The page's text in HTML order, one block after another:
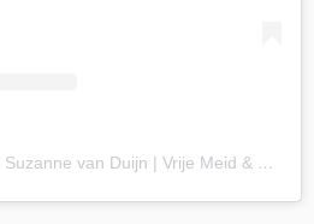
Een bericht gedeeld door Suzanne van Duijn | Vrije Meid & Coach (@vrijemeid)